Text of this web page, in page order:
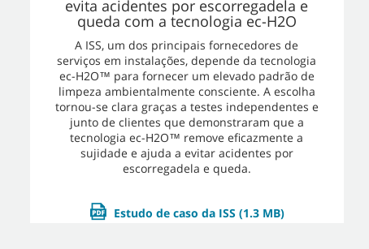
evita acidentes por escorregadela e
queda com a tecnologia ec-H2O
A ISS, um dos principais fornecedores de
serviços em instalações, depende da tecnologia
ec-H2O™ para fornecer um elevado padrão de
limpeza ambientalmente consciente. A escolha
tornou-se clara graças a testes independentes e
junto de clientes que demonstraram que a
tecnologia ec-H2O™ remove eficazmente a
sujidade e ajuda a evitar acidentes por
escorregadela e queda.
Estudo de caso da ISS (1.3 MB)